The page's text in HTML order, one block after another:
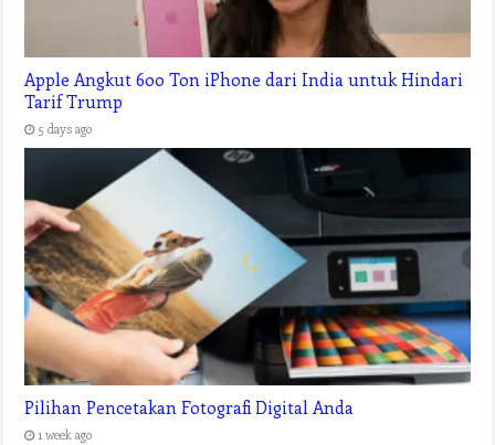
Apple Angkut 600 Ton iPhone dari India untuk Hindari
Tarif Trump
5 days ago
Pilihan Pencetakan Fotografi Digital Anda
1 week ago